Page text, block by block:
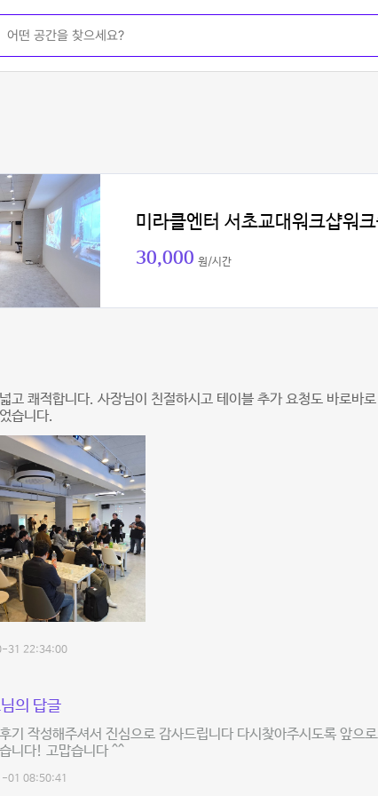
미라클엔터 서초교대워크샵워크
30,000 원/시간
고 쾌적합니다. 사장님이 친절하시고 테이블 추가 요청도 바로바
습니다.
31 22:34:00
의 답글
기 작성해주셔서 진심으로 감사드립니다 다시찾아주시도록 앞으
니다! 고맙습니다 ^^
01 08:50:41